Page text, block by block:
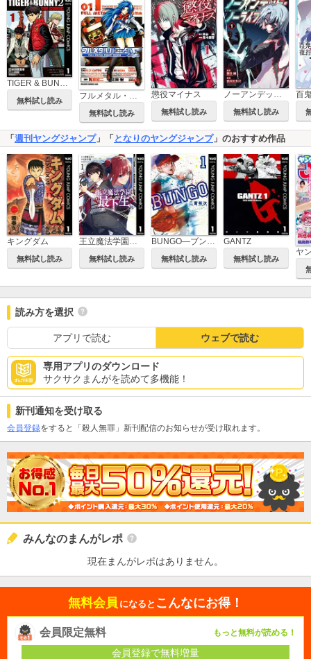
無料試し読み
無料試し読み
懲役マイナス
無料試し読み
ノーアンデッド・ノーライフ
無料試し読み
「週刊ヤングジャンプ」「となりのヤングジャンプ」のおすすめ作品
キングダム
無料試し読み 無料試し読み 無料試し読み
GANTZ
無料試し読み
ヤ
読み方を選択
アプリで読む ウェブで読む
専用アプリのダウンロード
サクサクまんがを読めて多機能！
新刊通知を受け取る
会員登録をすると「殺人無罪」新刊配信のお知らせが受け取れます。
みんなのまんがレポ
現在まんがレポはありません。
無料会員 になると こんなにお得！
会員限定無料 もっと無料が読める！
会員登録で無料増量